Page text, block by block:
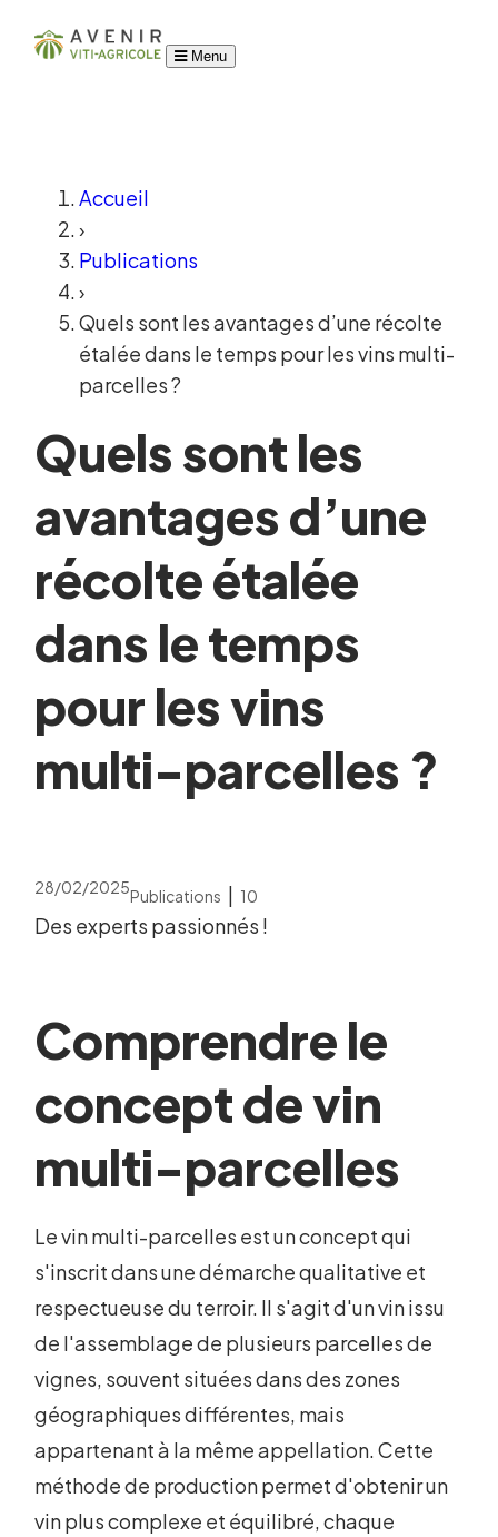
Menu
Accueil
›
Publications
›
Quels sont les avantages d’une récolte
étalée dans le temps pour les vins multi-
parcelles ?
Quels sont les
avantages d’une
récolte étalée
dans le temps
pour les vins
multi-parcelles ?
28/02/2025Publications | 10
Des experts passionnés !
Comprendre le
concept de vin
multi-parcelles
Le vin multi-parcelles est un concept qui
s'inscrit dans une démarche qualitative et
respectueuse du terroir. Il s'agit d'un vin issu
de l'assemblage de plusieurs parcelles de
vignes, souvent situées dans des zones
géographiques différentes, mais
appartenant à la même appellation. Cette
méthode de production permet d'obtenir un
vin plus complexe et équilibré, chaque